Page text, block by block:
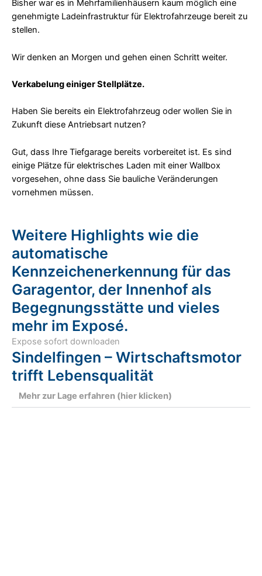
Bisher war es in Mehrfamilienhäusern kaum möglich eine
genehmigte Ladeinfrastruktur für Elektrofahrzeuge bereit zu
stellen.
Wir denken an Morgen und gehen einen Schritt weiter.
Verkabelung einiger Stellplätze.
Haben Sie bereits ein Elektrofahrzeug oder wollen Sie in
Zukunft diese Antriebsart nutzen?
Gut, dass Ihre Tiefgarage bereits vorbereitet ist. Es sind
einige Plätze für elektrisches Laden mit einer Wallbox
vorgesehen, ohne dass Sie bauliche Veränderungen
vornehmen müssen.
Weitere Highlights wie die
automatische
Kennzeichenerkennung für das
Garagentor, der Innenhof als
Begegnungsstätte und vieles
mehr im Exposé.
Expose sofort downloaden
Sindelfingen – Wirtschaftsmotor
trifft Lebensqualität
Mehr zur Lage erfahren (hier klicken)